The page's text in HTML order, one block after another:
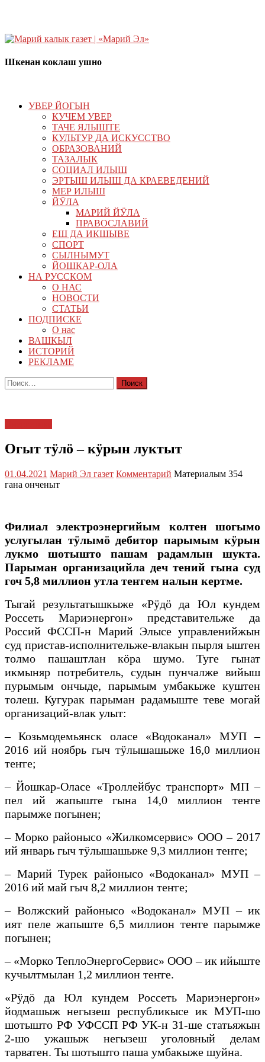
Шкенан коклаш ушно
УВЕР ЙОГЫН
КУЧЕМ УВЕР
ТАЧЕ ЯЛЫШТЕ
КУЛЬТУР ДА ИСКУССТВО
ОБРАЗОВАНИЙ
ТАЗАЛЫК
СОЦИАЛ ИЛЫШ
ЭРТЫШ ИЛЫШ ДА КРАЕВЕДЕНИЙ
МЕР ИЛЫШ
ЙӰЛА
МАРИЙ ЙӰЛА
ПРАВОСЛАВИЙ
ЕШ ДА ИКШЫВЕ
СПОРТ
СЫЛНЫМУТ
ЙОШКАР-ОЛА
НА РУССКОМ
О НАС
НОВОСТИ
СТАТЬИ
ПОДПИСКЕ
О нас
ВАШКЫЛ
ИСТОРИЙ
РЕКЛАМЕ
Найти:
Огыт тӱлӧ – кӱрын луктыт
01.04.2021 Марий Эл газет Комментарий Материалым 354
гана онченыт
Филиал электроэнергийым колтен шогымо
услугылан тӱлымӧ дебитор парымым кӱрын
лукмо шотышто пашам радамлын шукта.
Парыман организацийла деч тений гына суд
гоч 5,8 миллион утла теҥгем налын кертме.
Тыгай результатышкыже «Рӱдӧ да Юл кундем
Россеть Мариэнергон» представительже да
Россий ФССП-н Марий Элысе управленийжын
суд пристав-исполнительже-влакын пырля ыштен
толмо пашаштлан кӧра шумо. Туге гынат
икмыняр потребитель, судын пунчалже вийыш
пурымым ончыде, парымым умбакыже куштен
толеш. Кугурак парыман радамыште теве могай
организаций-влак улыт:
– Козьмодемьянск оласе «Водоканал» МУП –
2016 ий ноябрь гыч тӱлышашыже 16,0 миллион
теҥге;
– Йошкар-Оласе «Троллейбус транспорт» МП –
пел ий жапыште гына 14,0 миллион теҥге
парымже погынен;
– Морко районысо «Жилкомсервис» ООО – 2017
ий январь гыч тӱлышашыже 9,3 миллион теҥге;
– Марий Турек районысо «Водоканал» МУП –
2016 ий май гыч 8,2 миллион теҥге;
– Волжский районысо «Водоканал» МУП – ик
ият пеле жапыште 6,5 миллион теҥге парымже
погынен;
– «Морко ТеплоЭнергоСервис» ООО – ик ийыште
кучылтмылан 1,2 миллион теҥге.
«Рӱдӧ да Юл кундем Россеть Мариэнергон»
йодмашыж негызеш республикысе ик МУП-шо
шотышто РФ УФССП РФ УК-н 31-ше статьяжын
2-шо ужашыж негызеш уголовный делам
тарватен. Ты шотышто паша умбакыже шуйна.